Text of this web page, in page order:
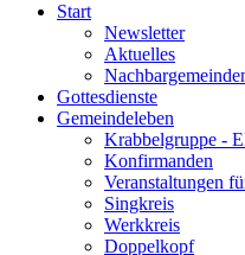
Start
Newsletter
Aktuelles
Gottesdienste
Gemeindeleben
Krabbelgruppe -
Konfirmanden
Veranstaltungen
Singkreis
Werkkreis
Doppelkopf